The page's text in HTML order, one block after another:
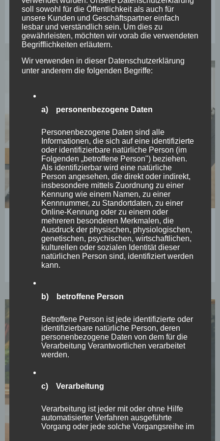
7 Februar, 2023 11:22
Yoga
Yoga im Museum *Neue Termine für das
Jahr*
23 Januar, 2023 14:13
soll sowohl für die Öffentlichkeit als auch für
unsere Kunden und Geschäftspartner einfach
lesbar und verständlich sein. Um dies zu
gewährleisten, möchten wir vorab die verwendeten
Begrifflichkeiten erläutern.
Wir verwenden in dieser Datenschutzerklärung
unter anderem die folgenden Begriffe:
a) personenbezogene Daten
Personenbezogene Daten sind alle
Informationen, die sich auf eine identifizierte
oder identifizierbare natürliche Person (im
Folgenden „betroffene Person") beziehen.
Als identifizierbar wird eine natürliche
Person angesehen, die direkt oder indirekt,
insbesondere mittels Zuordnung zu einer
Kennung wie einem Namen, zu einer
Kennnummer, zu Standortdaten, zu einer
Online-Kennung oder zu einem oder
mehreren besonderen Merkmalen, die
Ausdruck der physischen, physiologischen,
genetischen, psychischen, wirtschaftlichen,
kulturellen oder sozialen Identität dieser
natürlichen Person sind, identifiziert werden
kann.
b) betroffene Person
Betroffene Person ist jede identifizierte oder
identifizierbare natürliche Person, deren
personenbezogene Daten von dem für die
Verarbeitung Verantwortlichen verarbeitet
werden.
c) Verarbeitung
Verarbeitung ist jeder mit oder ohne Hilfe
automatisierter Verfahren ausgeführte
Vorgang oder jede solche Vorgangsreihe im